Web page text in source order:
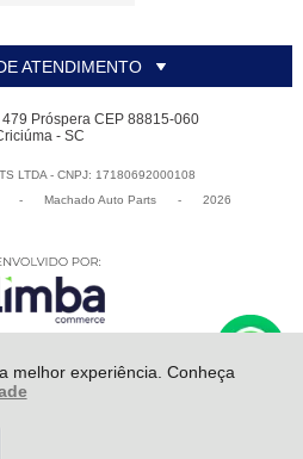
melhor experiência. Conheça
ATENDIMENTO
Próspera CEP 88815-060
- SC
LTDA - CNPJ: 17180692000108
- Machado Auto Parts - 2026